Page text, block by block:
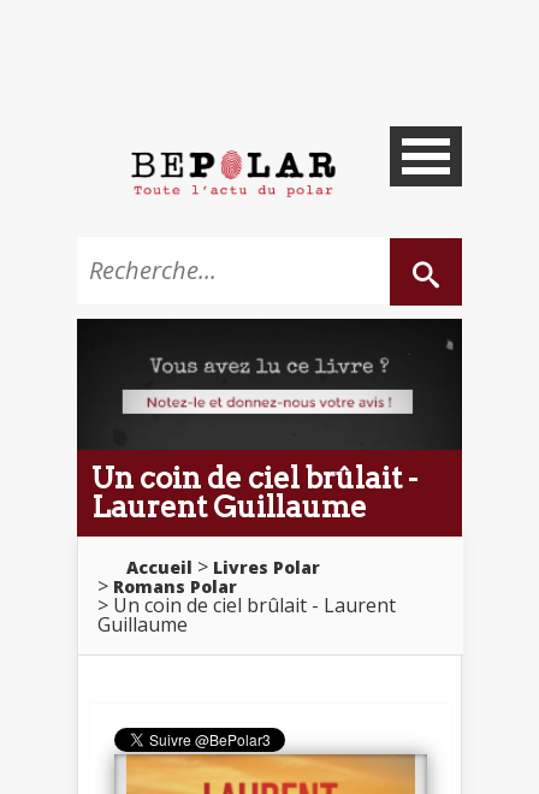
Un coin de ciel brûlait -
Laurent Guillaume
Accueil
Livres Polar
Romans Polar
Un coin de ciel brûlait - Laurent
Guillaume